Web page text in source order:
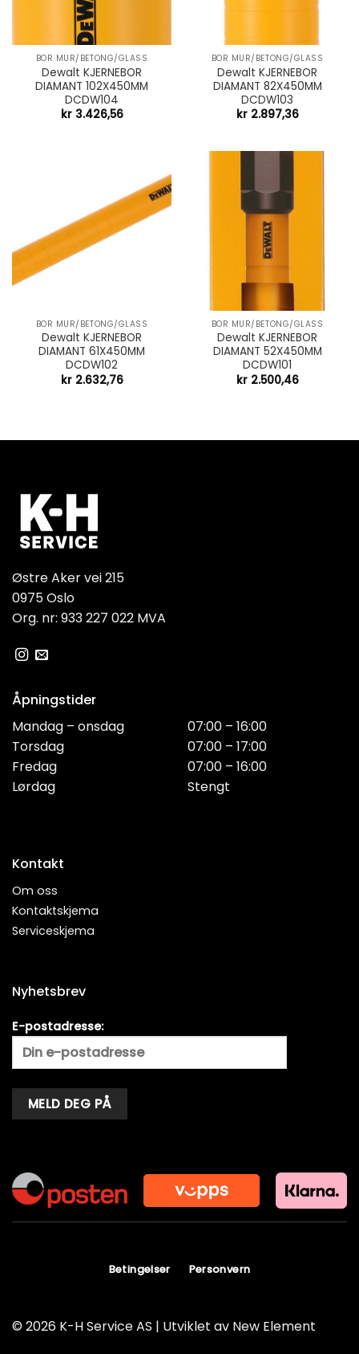
BOR MUR/BETONG/GLASS
Dewalt KJERNEBOR
DIAMANT 102X450MM
DCDW104
kr3.426,56
BOR MUR/BETONG/GLASS
Dewalt KJERNEBOR
DIAMANT 82X450MM
DCDW103
kr2.897,36
BOR MUR/BETONG/GLASS
Dewalt KJERNEBOR
DIAMANT 61X450MM
DCDW102
kr2.632,76
BOR MUR/BETONG/GLASS
Dewalt KJERNEBOR
DIAMANT 52X450MM
DCDW101
kr2.500,46
Østre Aker vei 215
0975 Oslo
Org. nr: 933 227 022 MVA
Åpningstider
Mandag – onsdag
Torsdag
Fredag
Lørdag
07:00 – 16:00
07:00 – 17:00
07:00 – 16:00
Stengt
Kontakt
Om oss
Kontaktskjema
Serviceskjema
Nyhetsbrev
E-postadresse:
© 2026 K-H Service AS | Utviklet av New Element
Betingelser Personvern